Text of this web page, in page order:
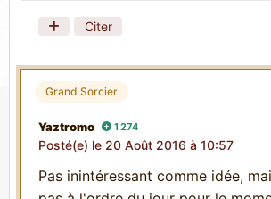
Citer
Grand Sorcier
Yaztromo 1 274
Posté(e) le 20 Août 2016 à 10:57
Pas inintéressant comme idée,